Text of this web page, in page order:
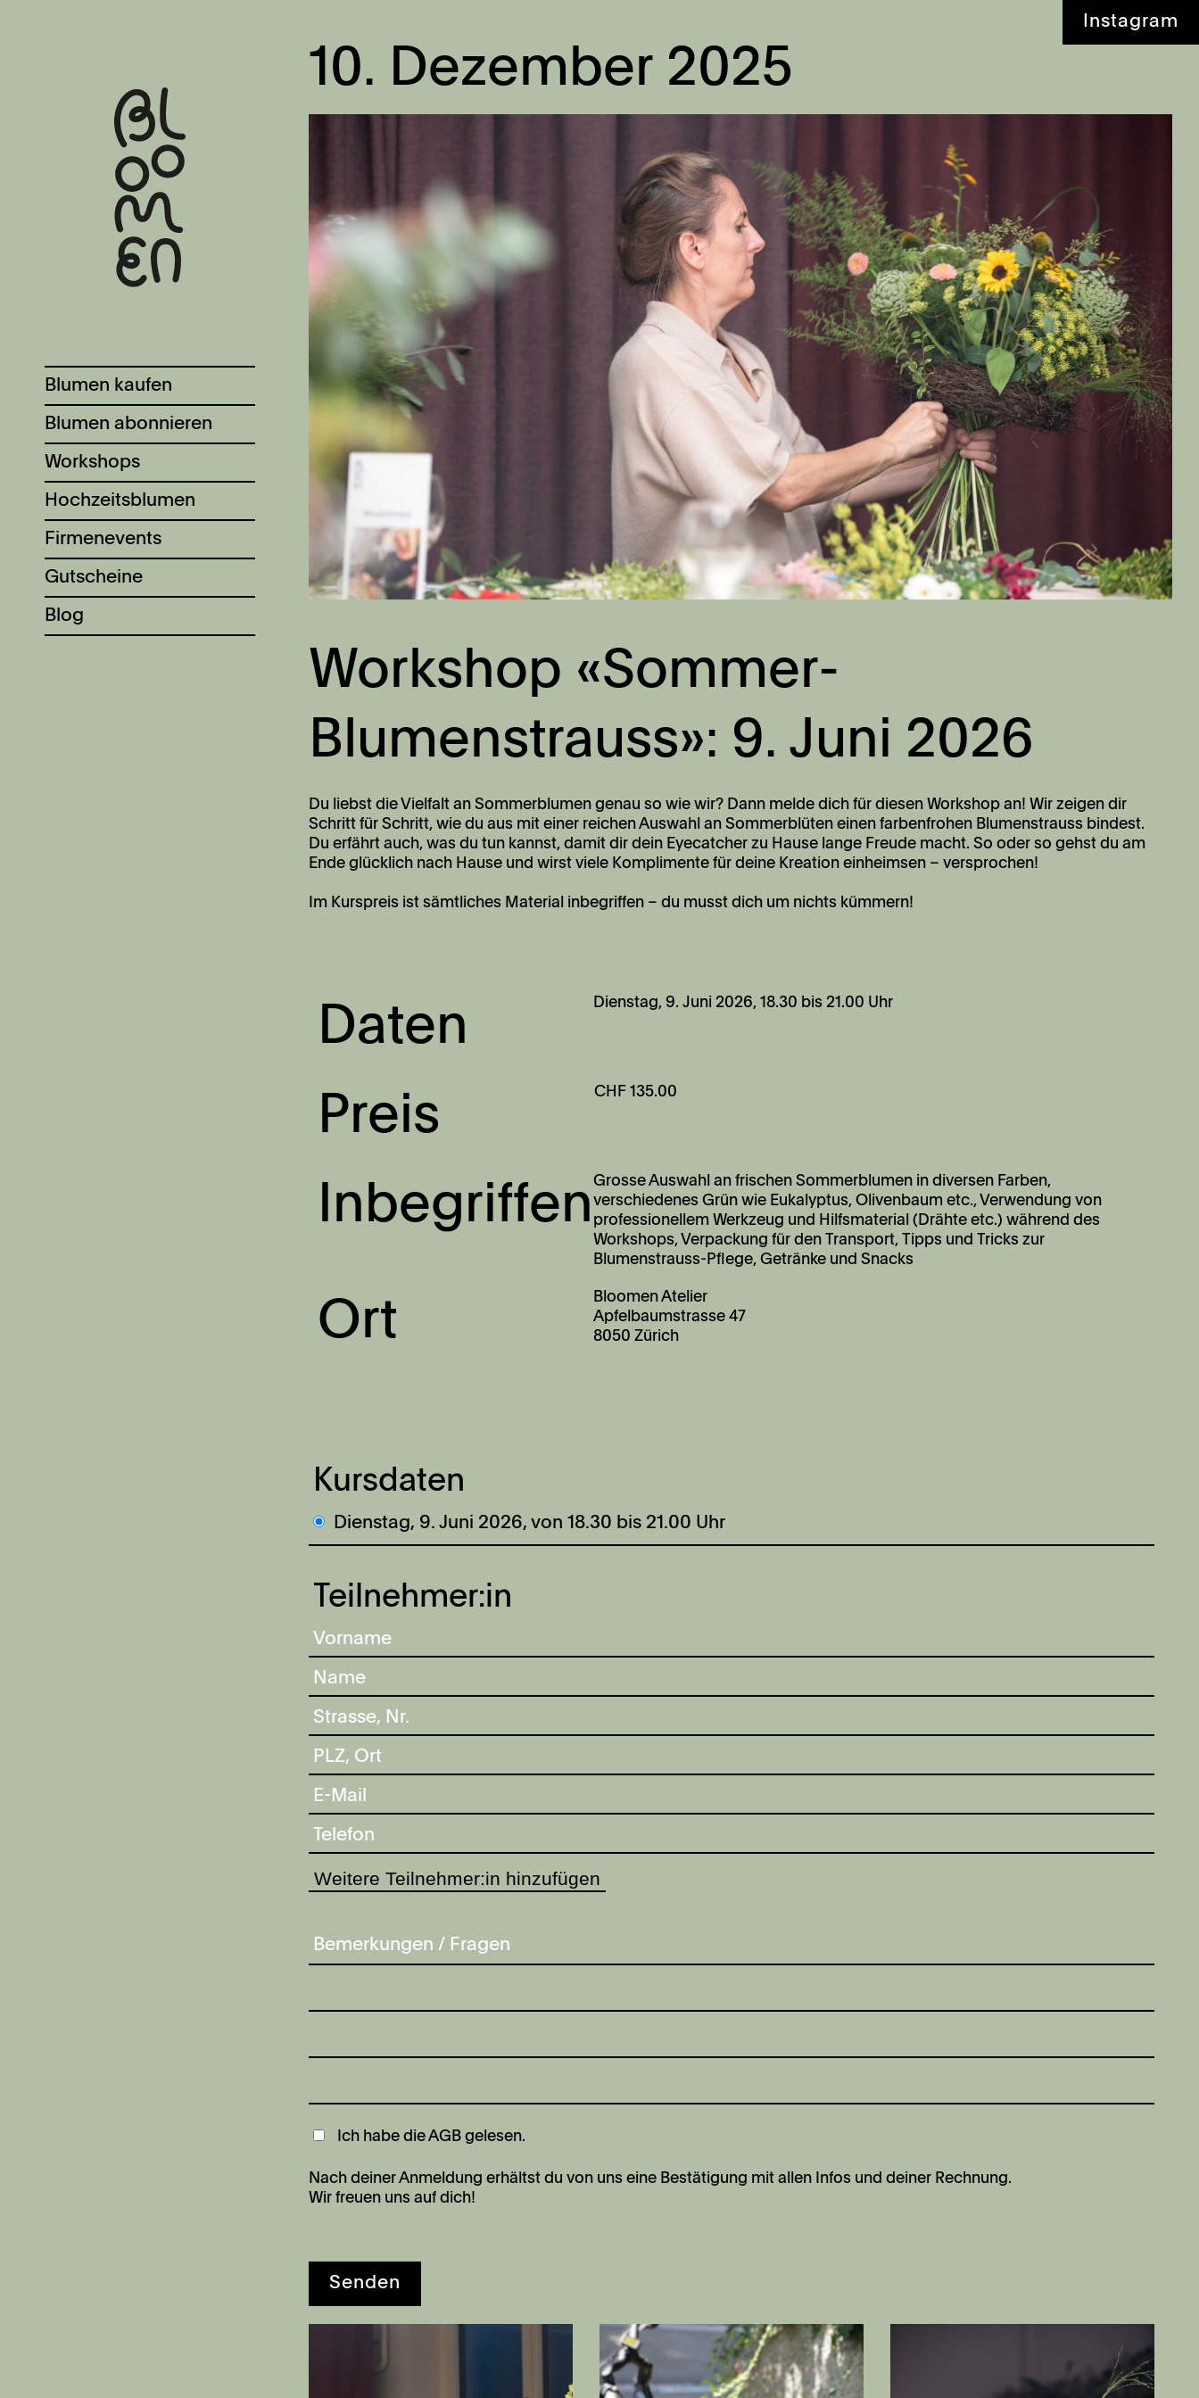
Blumen kaufen
Blumen abonnieren
Workshops
Hochzeitsblumen
Firmenevents
Gutscheine
Blog
Instagram
10. Dezember 2025
Workshop «Sommer-
Blumenstrauss»: 9. Juni 2026
Du liebst die Vielfalt an Sommerblumen genau so wie wir? Dann melde dich für diesen Workshop an! Wir zeigen dir
Schritt für Schritt, wie du aus mit einer reichen Auswahl an Sommerblüten einen farbenfrohen Blumenstrauss bindest.
Du erfährt auch, was du tun kannst, damit dir dein Eyecatcher zu Hause lange Freude macht. So oder so gehst du am
Ende glücklich nach Hause und wirst viele Komplimente für deine Kreation einheimsen – versprochen!
Im Kurspreis ist sämtliches Material inbegriffen – du musst dich um nichts kümmern!
Daten Dienstag, 9. Juni 2026,18.30 bis 21.00 Uhr
Preis CHF 135.00
Inbegriffen Grosse Auswahl an frischen Sommerblumen in diversen Farben,
verschiedenes Grün wie Eukalyptus, Olivenbaum etc., Verwendung von
professionellem Werkzeug und Hilfsmaterial (Drähte etc.) während des
Workshops, Verpackung für den Transport, Tipps und Tricks zur
Blumenstrauss-Pflege, Getränke und Snacks
Ort
Bloomen Atelier
Apfelbaumstrasse 47
8050 Zürich
Kursdaten
Dienstag, 9. Juni 2026, von 18.30 bis 21.00 Uhr
Teilnehmer:in
Weitere Teilnehmer:in hinzufügen
Ich habe dieAGB gelesen.
Nach deiner Anmeldung erhältst du von uns eine Bestätigung mit allen Infos und deiner Rechnung.
Wir freuen uns auf dich!